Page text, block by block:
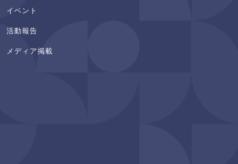
イベント
活動報告
メディア掲載